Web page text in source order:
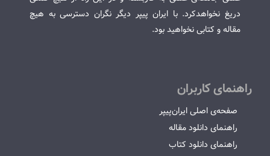
دریغ نخواهدکرد. با ایران پیپر دیگر نگران دسترسی به هیچ
مقاله و کتابی نخواهید بود.
راهنمای کاربران
صفحه‌ی اصلی ایران‌پیپر
راهنمای دانلود مقاله
راهنمای دانلود کتاب